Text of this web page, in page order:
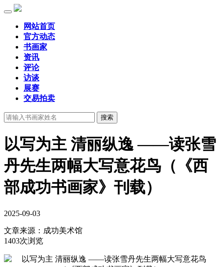
网站首页
官方动态
书画家
资讯
评论
访谈
展赛
交易拍卖
以写为主 清丽纵逸 ——读张雪
丹先生两幅大写意花鸟（《西
部成功书画家》刊载）
2025-09-03
文章来源： 成功美术馆
1403次浏览